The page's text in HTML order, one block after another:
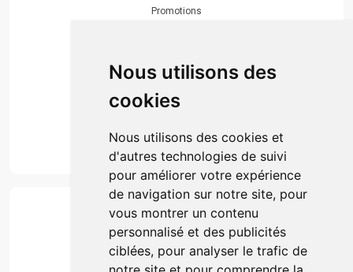
Nous utilisons des
cookies
Nous utilisons des cookies et
d'autres technologies de suivi
pour améliorer votre expérience
de navigation sur notre site, pour
vous montrer un contenu
personnalisé et des publicités
ciblées, pour analyser le trafic de
Promotions
Actualités & conseils
Événements
Marques
Suivez-nous
Paiement
Simple, rapide et 100% sécurisé